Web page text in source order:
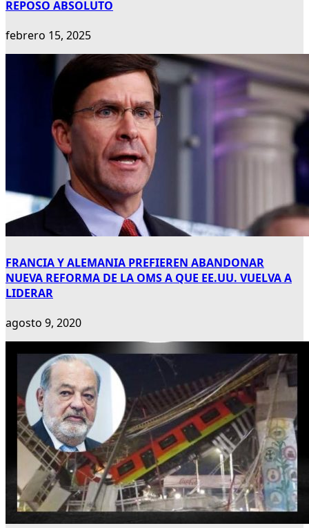
REPOSO ABSOLUTO
febrero 15, 2025
FRANCIA Y ALEMANIA PREFIEREN ABANDONAR
NUEVA REFORMA DE LA OMS A QUE EE.UU. VUELVA A
LIDERAR
agosto 9, 2020